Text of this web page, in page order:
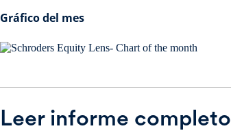
Gráfico del mes
Leer informe completo